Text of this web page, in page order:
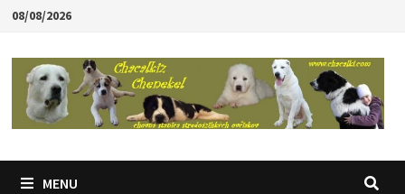
Skip
content
08/08/2026
MENU